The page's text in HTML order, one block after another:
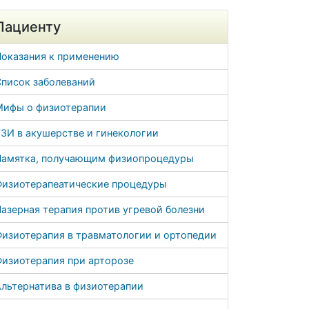
к применению
заболеваний
о физиотерапии
в акушерстве и гинекологии
получающим физиопроцедуры
процедуры
терапия против угревой болезни
в травматологии и ортопедии
при арторозе
в физиотерапии